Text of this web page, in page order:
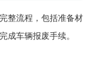
整流程，包括准备材
成车辆报废手续。